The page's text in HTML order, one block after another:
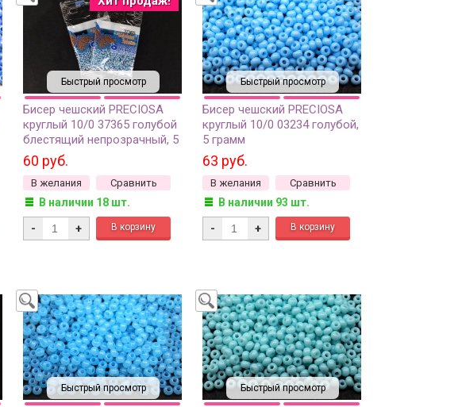
Быстрый просмотр
Бисер чешский PRECIOSA
круглый 10/0 37365 голубой
блестящий непрозрачный, 5
грамм
60 руб.
В желания Сравнить
В наличии 18 шт.
- +
Быстрый просмотр
Бисер чешский PRECIOSA
круглый 10/0 03234 голубой,
5 грамм
63 руб.
В желания Сравнить
В наличии 93 шт.
- +
Быстрый просмотр Быстрый просмотр